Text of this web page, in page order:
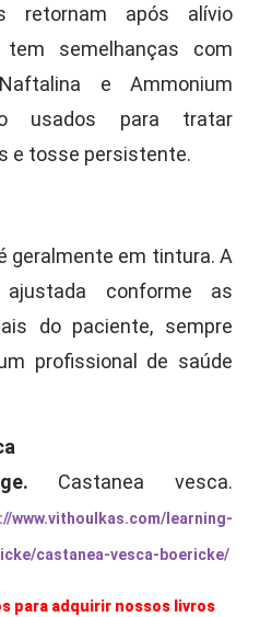
retornam após alívio
tem semelhanças com
e Ammonium
usados para tratar
e tosse persistente.
geralmente em tintura. A
conforme as
do paciente, sempre
profissional de saúde
Castanea vesca.
www.vithoulkas.com/learning-
castanea-vesca-boericke/
para adquirir nossos livros